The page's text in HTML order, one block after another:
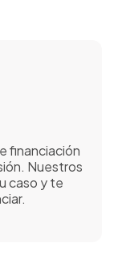
financiación
Nuestros
caso y te